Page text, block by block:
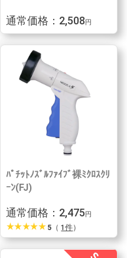
通常価格：2,508円
ﾊﾟﾁｯﾄﾉｽﾞﾙﾌｧｲﾌﾞ裸ﾐｸﾛｽｸﾘ
ｰﾝ(FJ)
通常価格：2,475円
star_ratestar_ratestar_ratestar_ratestar_rate 5 （1件）